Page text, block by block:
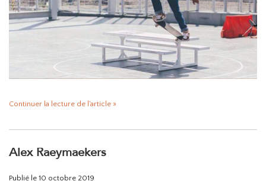
Continuer la lecture de l'article »
Alex Raeymaekers
Publié le 10 octobre 2019